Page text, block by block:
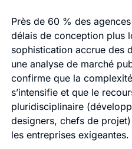
Près de 60 % des
délais de conception plus
sophistication accrue des
une analyse de marché
confirme que la
s’intensifie et que le
pluridisciplinaire
designers, chefs de
les entreprises exigeantes.